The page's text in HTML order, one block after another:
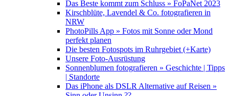
Das Beste kommt zum Schluss » FoPaNet 2023
Kirschblüte, Lavendel & Co. fotografieren in
NRW
PhotoPills App » Fotos mit Sonne oder Mond
perfekt planen
Die besten Fotospots im Ruhrgebiet (+Karte)
Unsere Foto-Ausrüstung
Sonnenblumen fotografieren » Geschichte | Tipps
| Standorte
Das iPhone als DSLR Alternative auf Reisen »